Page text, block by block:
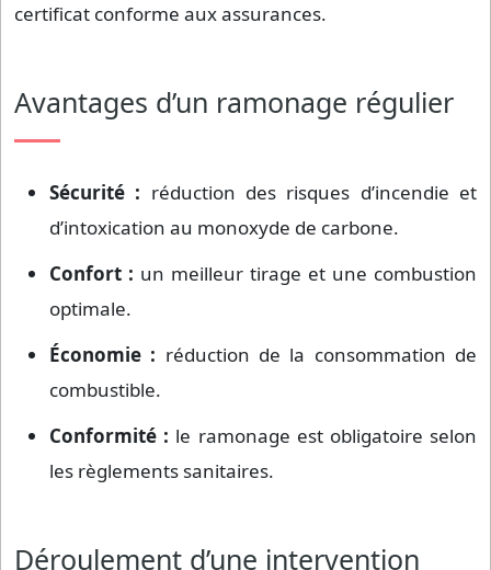
certificat conforme aux assurances.
Avantages d’un ramonage régulier
Sécurité : réduction des risques d’incendie et
d’intoxication au monoxyde de carbone.
Confort : un meilleur tirage et une combustion
optimale.
Économie : réduction de la consommation de
combustible.
Conformité : le ramonage est obligatoire selon
les règlements sanitaires.
Déroulement d’une intervention